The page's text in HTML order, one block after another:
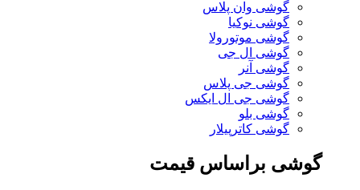
گوشی وان پلاس
گوشی نوکیا
گوشی موتورولا
گوشی ال جی
گوشی آنر
گوشی جی پلاس
گوشی جی ال ایکس
گوشی بلو
گوشی کاترپیلار
گوشی براساس قیمت